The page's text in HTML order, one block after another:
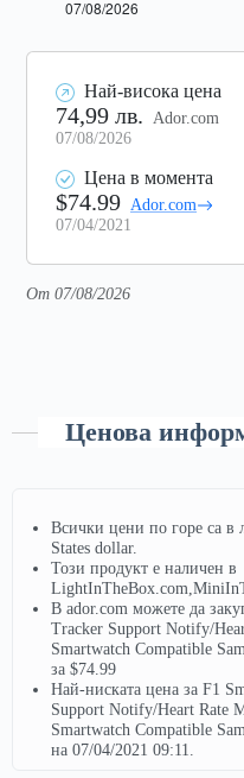
Най-висока цена
74,99 лв. Ador.com
07/08/2026
Цена в момента
$74.99 Ador.com
07/04/2021
От 07/08/2026
Ценова
Всички цени по горе са в
States dollar.
Този продукт е наличен в
В ador.com можете да
Tracker Support Notify/
Smartwatch Compatible
за $74.99
Най-ниската цена за F1
Support Notify/Heart Rate
Smartwatch Compatible
на 07/04/2021 09:11.